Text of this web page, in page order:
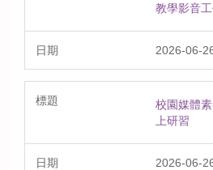
教學影音
2026-06-
校園媒體
上研習
2026-06-